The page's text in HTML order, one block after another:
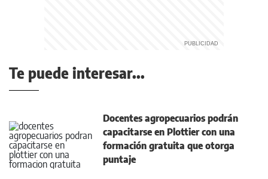
Te puede interesar...
Docentes agropecuarios podrán
capacitarse en Plottier con una
formación gratuita que otorga
puntaje